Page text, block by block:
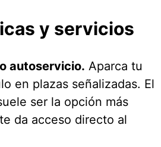
y servicios
autoservicio. Aparca tu
en plazas señalizadas. El
ser la opción más
da acceso directo al